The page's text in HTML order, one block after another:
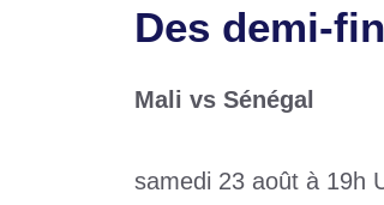
Des demi-
Mali vs Sénégal
samedi 23 août à 19h